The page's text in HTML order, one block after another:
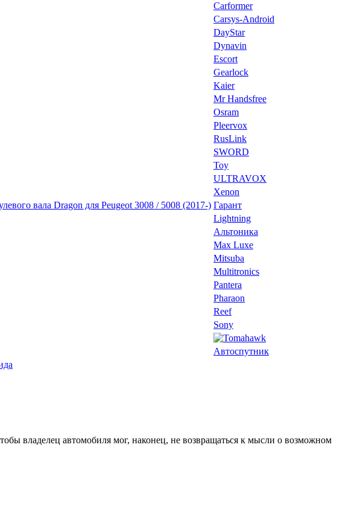
Carformer
Carsys-Android
DayStar
Dynavin
Escort
Gearlock
Kaier
Mr Handsfree
Osram
Pleervox
RusLink
SWORD
Toy
ULTRAVOX
Xenon
вала Dragon для Peugeot 3008 / 5008 (2017-) Гарант
Lightning
Альтоника
Max Luxe
Mitsuba
Multitronics
Pantera
Pharaon
Reef
Sony
Автоспутник
владелец автомобиля мог, наконец, не возвращаться к мысли о возможном